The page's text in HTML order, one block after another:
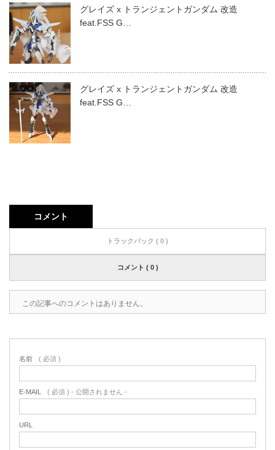
グレイズ x トランジェントガンダム 改造
feat.FSS G…
グレイズ x トランジェントガンダム 改造
feat.FSS G…
コメント
トラックバック ( 0 )
コメント ( 0 )
この記事へのコメントはありません。
名前 ( 必須 )
E-MAIL ( 必須 ) - 公開されません -
URL